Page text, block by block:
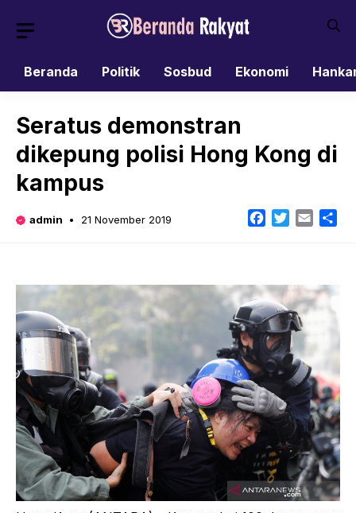
Beranda
Politik Sosbud Ekonomi
Seratus demonstran
dikepung polisi Hong Kong di
kampus
admin 21 November 2019 Facebook
TwitterEmail